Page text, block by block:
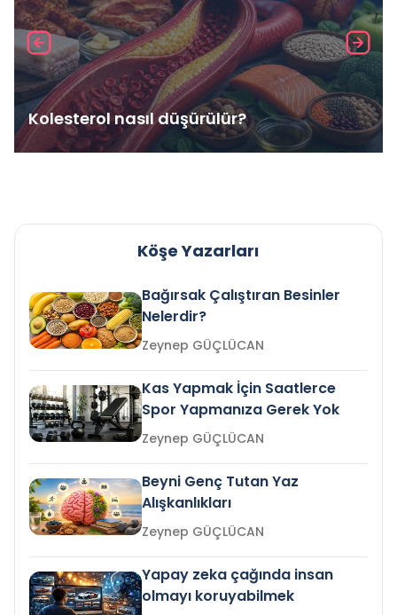
Kolesterol nasıl düşürülür?
Köşe Yazarları
Bağırsak Çalıştıran Besinler
Nelerdir?
Zeynep GÜÇLÜCAN
Kas Yapmak İçin Saatlerce
Spor Yapmanıza Gerek Yok
Zeynep GÜÇLÜCAN
Beyni Genç Tutan Yaz
Alışkanlıkları
Zeynep GÜÇLÜCAN
Yapay zeka çağında insan
olmayı koruyabilmek